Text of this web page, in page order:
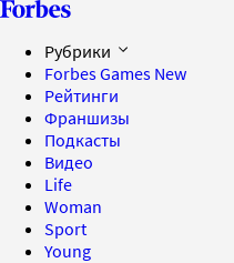
Рубрики
Forbes Games New
Рейтинги
Франшизы
Подкасты
Видео
Life
Woman
Sport
Young